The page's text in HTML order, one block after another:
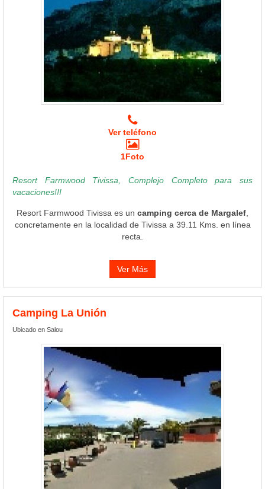
Ver teléfono
1Foto
Resort Farmwood Tivissa, Complejo Completo para sus
vacaciones!!!
Resort Farmwood Tivissa es un camping cerca de Margalef
concretamente en la localidad de Tivissa a 39.11 Kms. en línea
recta.
Ver Más
Camping La Unión
Ubicado en Salou